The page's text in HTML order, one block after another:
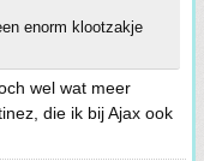
enorm klootzakje
wel wat meer
die ik bij Ajax ook